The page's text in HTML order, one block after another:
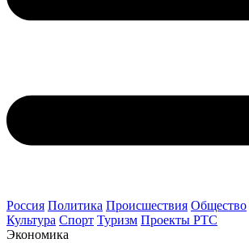
Россия Политика Происшествия Общество
Культура Спорт Туризм Проекты РТС
Экономика